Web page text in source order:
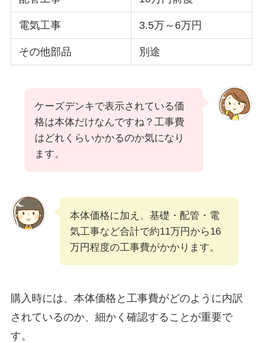
電気工事 3.5万～6万円
その他部品 別途
ケーズデンキで表示されている価
格は本体だけなんですね？工事費
はどれくらいかかるのか気になり
ます。
本体価格に加え、基礎・配管・電
気工事など合計で約11万円から16
万円程度の工事費がかかります。
購入時には、本体価格と工事費がどのように内訳
されているのか、細かく確認することが重要で
す。